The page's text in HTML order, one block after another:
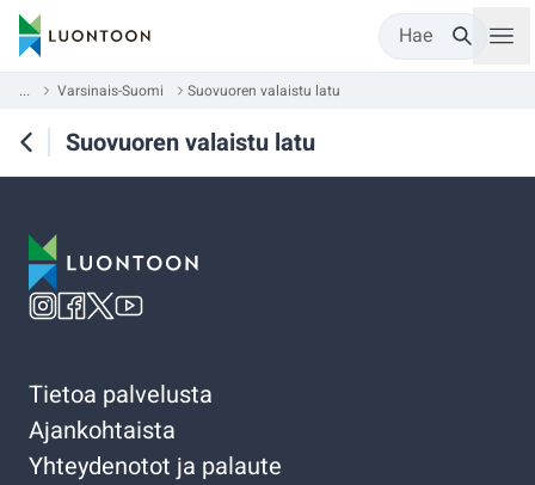
Hae
... Varsinais-Suomi Suovuoren valaistu latu
Suovuoren valaistu latu
Tietoa palvelusta
Ajankohtaista
Yhteydenotot ja palaute